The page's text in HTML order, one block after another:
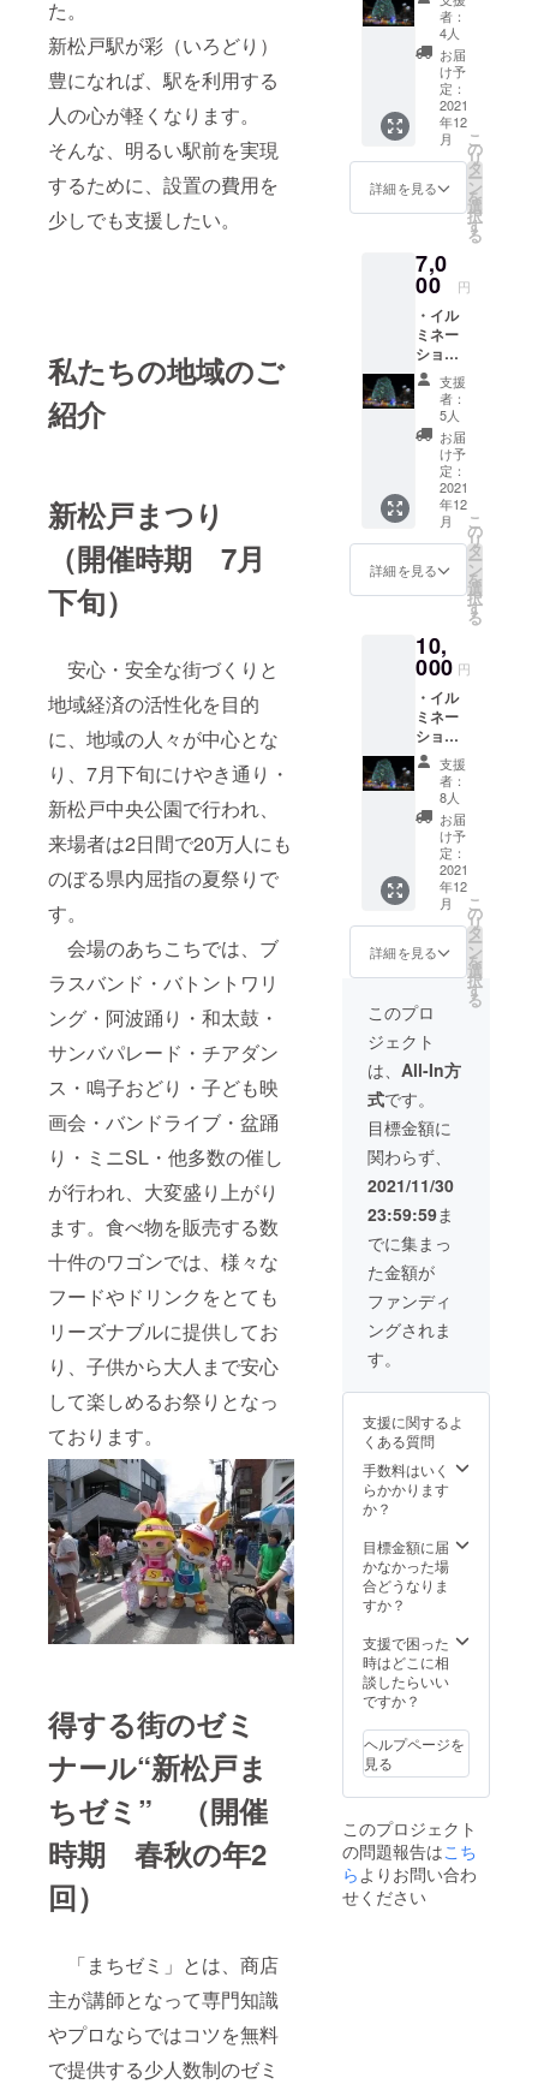
た。
新松戸駅が彩（いろどり）
豊になれば、駅を利用する
人の心が軽くなります。
そんな、明るい駅前を実現
するために、設置の費用を
少しでも支援したい。
私たちの地域のご
紹介
新松戸まつり
（開催時期 7月
下旬）
安心・安全な街づくりと
地域経済の活性化を目的
に、地域の人々が中心とな
り、7月下旬にけやき通り・
新松戸中央公園で行われ、
来場者は2日間で20万人にも
のぼる県内屈指の夏祭りで
す。
会場のあちこちでは、ブ
ラスバンド・バトントワリ
ング・阿波踊り・和太鼓・
サンバパレード・チアダン
ス・鳴子おどり・子ども映
画会・バンドライブ・盆踊
り・ミニSL・他多数の催し
が行われ、大変盛り上がり
ます。食べ物を販売する数
十件のワゴンでは、様々な
フードやドリンクをとても
リーズナブルに提供してお
り、子供から大人まで安心
して楽しめるお祭りとなっ
ております。
得する街のゼミ
ナール“新松戸ま
ちゼミ” （開催
時期 春秋の年2
回）
「まちゼミ」とは、商店
主が講師となって専門知識
やプロならではコツを無料
で提供する少人数制のゼミ
当日の
写真３
枚 ・駅
前掲示
板にお
名前の
貼り出
し ※支
援時、
必ず備
考欄に
ご希望
前をご
記入く
ださ
い。 ・
冷凍台
湾カス
テラ
プレー
ン 1個
（300g/
個）
者：
4人
お届
け予
定：
2021
年12
月
詳細を見る
こ
の
リ
タ
ー
ン
を
選
択
す
る
7,0
00 円
・イル
ミネー
ション
点灯式
当日の
写真３
枚 ・駅
前掲示
板にお
名前の
貼り出
し ※支
援時、
必ず備
考欄に
ご希望
前をご
記入く
ださ
い。 ・
冷凍台
湾カス
テラ
プレー
ン 2個
（300g/
個）
支援
者：
5人
お届
け予
定：
2021
年12
月
詳細を見る
こ
の
リ
タ
ー
ン
を
選
択
す
る
10,
000 円
・イル
ミネー
ション
点灯式
当日の
写真３
枚 ・駅
前掲示
板にお
名前の
貼り出
し ※支
援時、
必ず備
考欄に
ご希望
のお名
前をご
記入く
ださ
い。 ・
松戸ア
ソート
(焼菓子
詰合せ)
8個入り
支援
者：
8人
お届
け予
定：
2021
年12
月
詳細を見る
こ
の
リ
タ
ー
ン
を
選
択
す
る
このプロ
ジェクト
は、 All-In方
式です。
目標金額に
関わらず、
2021/11/30
23:59:59ま
でに集まっ
た金額が
ファンディ
ングされま
す。
支援に関するよ
くある質問
手数料はいく
らかかります
か？
目標金額に届
かなかった場
合どうなりま
すか？
支援で困った
時はどこに相
談したらいい
ですか？
ヘルプページを
見る
このプロジェクト
の問題報告はこち
らよりお問い合わ
せください